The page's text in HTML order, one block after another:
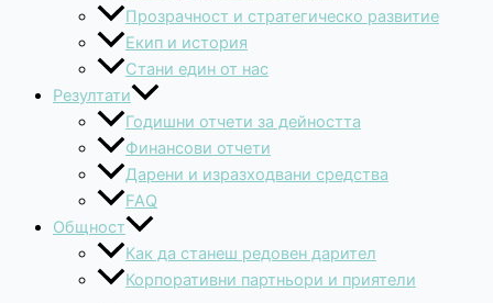
Прозрачност и стратегическо развитие
Екип и история
Стани един от нас
Резултати
Годишни отчети за дейността
Финансови отчети
Дарени и изразходвани средства
FAQ
Общност
Как да станеш редовен дарител
Корпоративни партньори и приятели